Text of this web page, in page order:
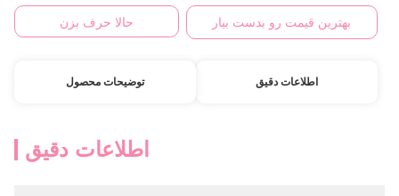
بهترین قیمت رو بدست بیار حالا حرف بزن
اطلاعات دقیق توضیحات محصول
اطلاعات دقیق